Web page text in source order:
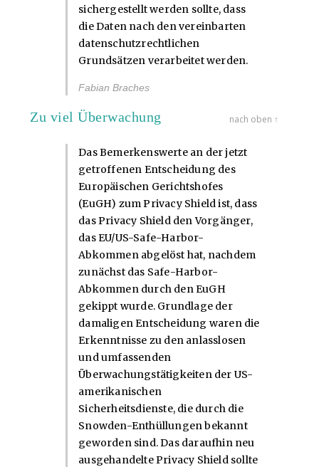
sichergestellt werden sollte, dass
die Daten nach den vereinbarten
datenschutzrechtlichen
Grundsätzen verarbeitet werden.
Fabian Braches
Zu viel Überwachung nach oben ↑
Das Bemerkenswerte an der jetzt
getroffenen Entscheidung des
Europäischen Gerichtshofes
(EuGH) zum Privacy Shield ist, dass
das Privacy Shield den Vorgänger,
das EU/US-Safe-Harbor-
Abkommen abgelöst hat, nachdem
zunächst das Safe-Harbor-
Abkommen durch den EuGH
gekippt wurde. Grundlage der
damaligen Entscheidung waren die
Erkenntnisse zu den anlasslosen
und umfassenden
Überwachungstätigkeiten der US-
amerikanischen
Sicherheitsdienste, die durch die
Snowden-Enthüllungen bekannt
geworden sind. Das daraufhin neu
ausgehandelte Privacy Shield sollte